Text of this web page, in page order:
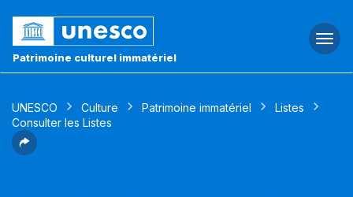
Patrimoine culturel immatériel
UNESCO Culture Patrimoine immatériel
Listes
Consulter les Listes